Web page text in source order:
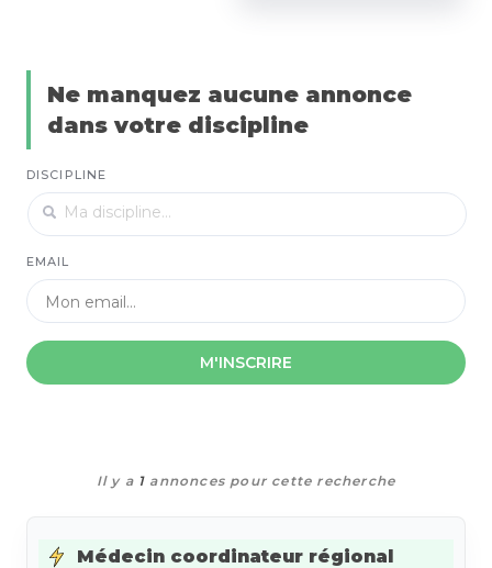
Ne manquez aucune annonce
dans votre discipline
DISCIPLINE
EMAIL
M'INSCRIRE
Il y a 1 annonces pour cette recherche
Médecin coordinateur régional